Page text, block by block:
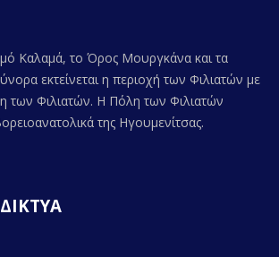
Καλαμά, το Όρος Μουργκάνα και τα
εκτείνεται η περιοχή των Φιλιατών με
των Φιλιατών. Η Πόλη των Φιλιατών
της Ηγουμενίτσας.